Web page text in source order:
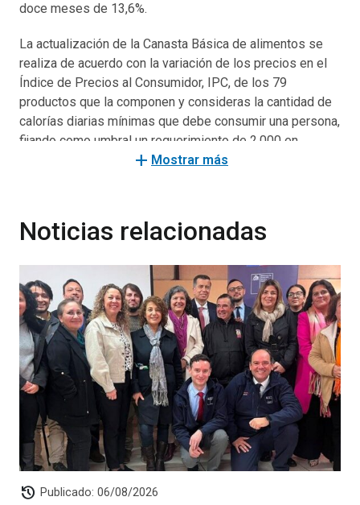
doce meses de 13,6%.
La actualización de la Canasta Básica de alimentos se
realiza de acuerdo con la variación de los precios en el
Índice de Precios al Consumidor, IPC, de los 79
productos que la componen y consideras la cantidad de
calorías diarias mínimas que debe consumir una persona,
fijando como umbral un requerimiento de 2.000 en
add Mostrar más
Noticias relacionadas
history Publicado: 06/08/2026